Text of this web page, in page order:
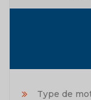
Type de